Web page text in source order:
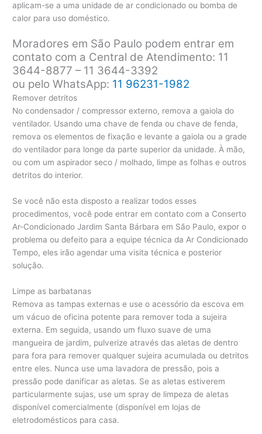
aplicam-se a uma unidade de ar condicionado ou bomba de
calor para uso doméstico.
Moradores em São Paulo podem entrar em
contato com a Central de Atendimento: 11
3644-8877 – 11 3644-3392
ou pelo WhatsApp: 11 96231-1982
Remover detritos
No condensador / compressor externo, remova a gaiola do
ventilador. Usando uma chave de fenda ou chave de fenda,
remova os elementos de fixação e levante a gaiola ou a grade
do ventilador para longe da parte superior da unidade. À mão,
ou com um aspirador seco / molhado, limpe as folhas e outros
detritos do interior.
Se você não esta disposto a realizar todos esses
procedimentos, você pode entrar em contato com a Conserto
Ar-Condicionado Jardim Santa Bárbara em São Paulo, expor o
problema ou defeito para a equipe técnica da Ar Condicionado
Tempo, eles irão agendar uma visita técnica e posterior
solução.
Limpe as barbatanas
Remova as tampas externas e use o acessório da escova em
um vácuo de oficina potente para remover toda a sujeira
externa. Em seguida, usando um fluxo suave de uma
mangueira de jardim, pulverize através das aletas de dentro
para fora para remover qualquer sujeira acumulada ou detritos
entre eles. Nunca use uma lavadora de pressão, pois a
pressão pode danificar as aletas. Se as aletas estiverem
particularmente sujas, use um spray de limpeza de aletas
disponível comercialmente (disponível em lojas de
eletrodomésticos para casa.